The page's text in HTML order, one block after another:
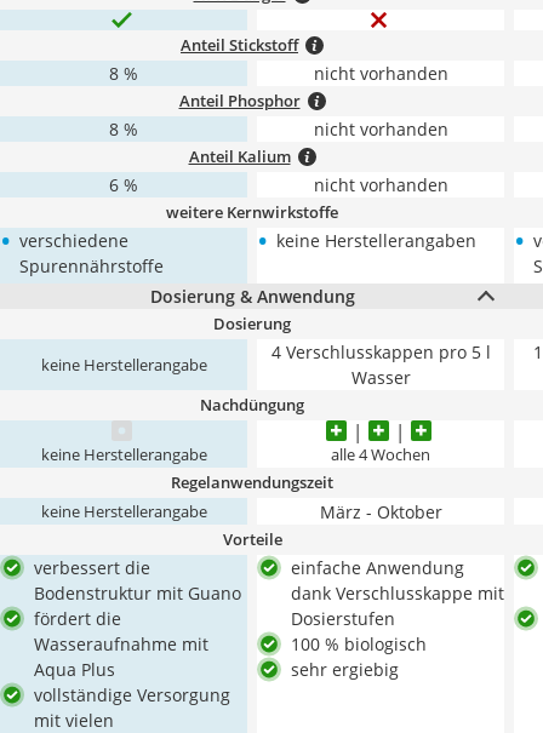
Anteil Stickstoff
8 % nicht vorhanden
Anteil Phosphor
8 % nicht vorhanden
Anteil Kalium
6 % nicht vorhanden
weitere Kernwirkstoffe
• verschiedene
Spurennährstoffe
• keine Herstellerangaben •
Dosierung & Anwendung
Dosierung
keine Herstellerangabe
4 Verschlusskappen pro 5 l
Wasser
Nachdüngung
keine Herstellerangabe alle 4 Wochen
Regelanwendungszeit
keine Herstellerangabe März - Oktober
Vorteile
verbessert die
Bodenstruktur mit Guano
fördert die
Wasseraufnahme mit
Aqua Plus
vollständige Versorgung
mit vielen
einfache Anwendung
dank Verschlusskappe mit
Dosierstufen
100 % biologisch
sehr ergiebig